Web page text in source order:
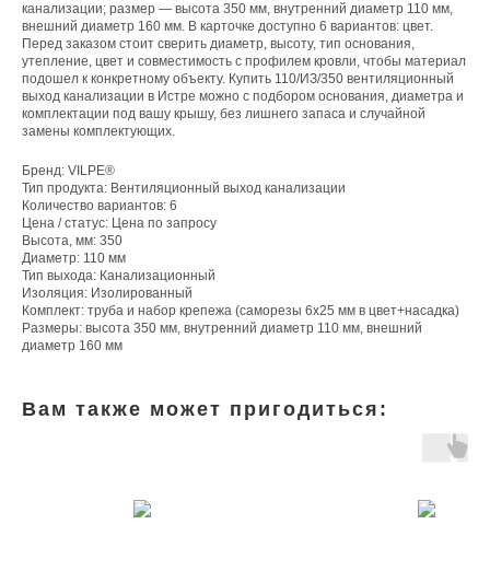
канализации; размер — высота 350 мм, внутренний диаметр 110 мм,
внешний диаметр 160 мм. В карточке доступно 6 вариантов: цвет.
Перед заказом стоит сверить диаметр, высоту, тип основания,
утепление, цвет и совместимость с профилем кровли, чтобы материал
подошел к конкретному объекту. Купить 110/ИЗ/350 вентиляционный
выход канализации в Истре можно с подбором основания, диаметра и
комплектации под вашу крышу, без лишнего запаса и случайной
замены комплектующих.
Бренд: VILPE®
Тип продукта: Вентиляционный выход канализации
Количество вариантов: 6
Цена / статус: Цена по запросу
Высота, мм: 350
Диаметр: 110 мм
Тип выхода: Канализационный
Изоляция: Изолированный
Комплект: труба и набор крепежа (саморезы 6х25 мм в цвет+насадка)
Размеры: высота 350 мм, внутренний диаметр 110 мм, внешний
диаметр 160 мм
Вам также может пригодиться: